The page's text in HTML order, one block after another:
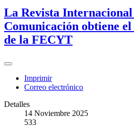
La Revista
Comunicación obtiene
de la FECYT
Imprimir
Correo electrónico
Detalles
14 Noviembre 2025
533